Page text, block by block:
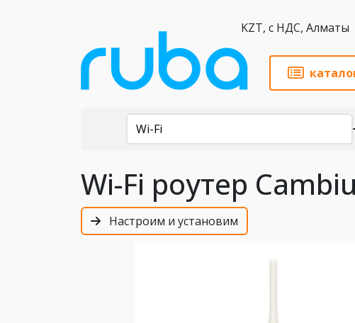
KZT, с НДС, Алматы
Каталог
Wi-Fi
Wi-Fi роутер
Настроим и установим